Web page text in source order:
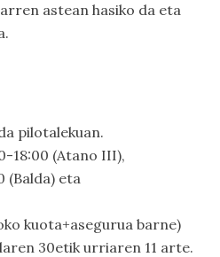
astean hasiko da eta
pilotalekuan.
18:00 (Atano III),
(Balda) eta
kuota+asegurua barne)
30etik urriaren 11 arte.